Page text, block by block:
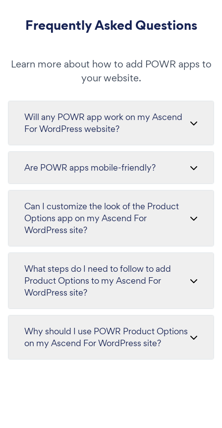
Frequently Asked Questions
Learn more about how to add POWR apps to
your website.
Will any POWR app work on my Ascend
For WordPress website?
Are POWR apps mobile-friendly?
Can I customize the look of the Product
Options app on my Ascend For
WordPress site?
What steps do I need to follow to add
Product Options to my Ascend For
WordPress site?
Why should I use POWR Product Options
on my Ascend For WordPress site?